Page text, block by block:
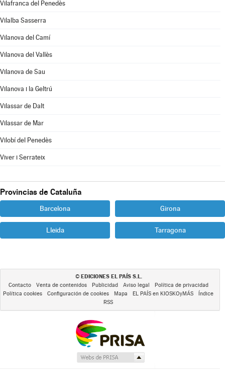
Vilafranca del Penedès
Vilalba Sasserra
Vilanova del Camí
Vilanova del Vallès
Vilanova de Sau
Vilanova i la Geltrú
Vilassar de Dalt
Vilassar de Mar
Vilobí del Penedès
Viver i Serrateix
Provincias de Cataluña
Barcelona Girona
Lleida Tarragona
© EDICIONES EL PAÍS S.L.
Contacto Venta de contenidos Publicidad Aviso legal
Política de privacidad
Política cookies
Configuración de cookies Mapa EL PAÍS en KIOSKOyMÁS
Índice
RSS